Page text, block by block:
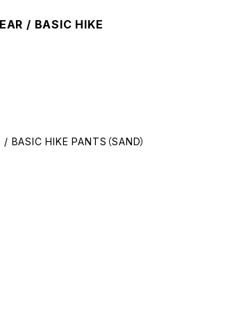
/ BASIC HIKE
BASIC HIKE PANTS（SAND）